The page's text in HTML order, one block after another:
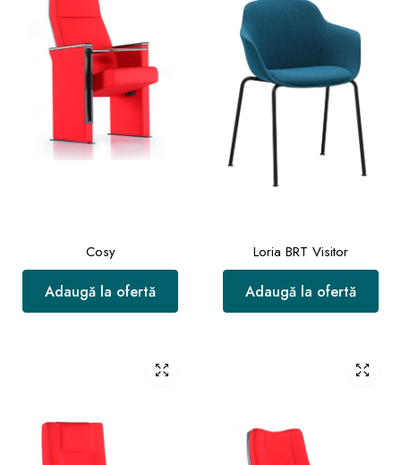
Cosy
Adaugă la ofertă
Loria BRT Visitor
Adaugă la ofertă